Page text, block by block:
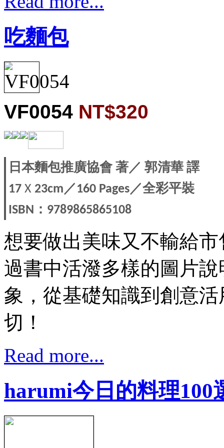
吃麵包
VF0054 NT$320
日本麵包推廣協會著／ 郭清華譯
17 X 23cm／160 Pages／全彩平裝
ISBN ： 9789865865108
想要做出美味又不輸給
過書中活潑多樣的圖片
象，從基礎知識到創意
切！
Read more...
harumi今日的料理100